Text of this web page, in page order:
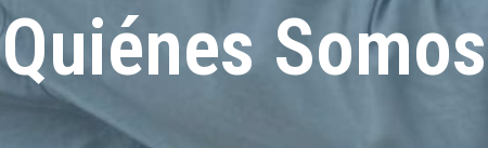
Quiénes Somos